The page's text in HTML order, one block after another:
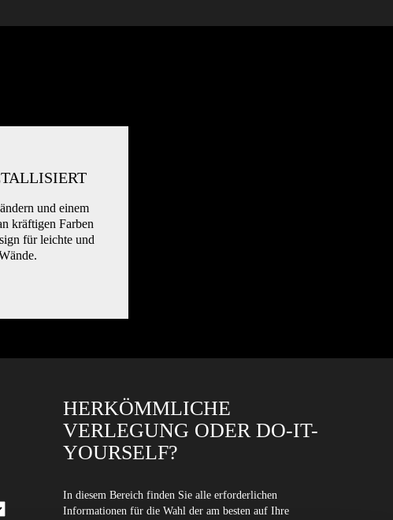
und einem
kräftigen Farben
für leichte und
HERKÖMMLICHE
VERLEGUNG ODER DO-IT-
YOURSELF?
In diesem Bereich finden Sie alle erforderlichen
Informationen für die Wahl der am besten auf Ihre